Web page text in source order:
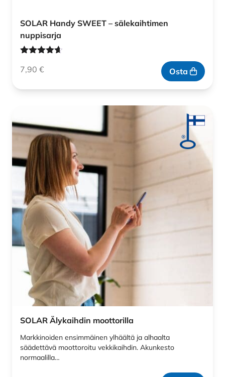
SOLAR Handy SWEET – sälekaihtimen
nuppisarja
tuotteesta:
7,90 € Osta
SOLAR Älykaihdin moottorilla
Markkinoiden ensimmäinen ylhäältä ja alhaalta
säädettävä moottoroitu vekkikaihdin. Akunkesto
normaalilla…